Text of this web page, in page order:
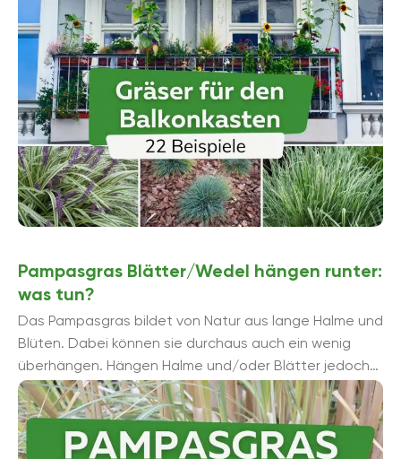
Pampasgras Blätter/Wedel hängen runter:
was tun?
Das Pampasgras bildet von Natur aus lange Halme und
Blüten. Dabei können sie durchaus auch ein wenig
überhängen. Hängen Halme und/oder Blätter jedoch
komplett ...